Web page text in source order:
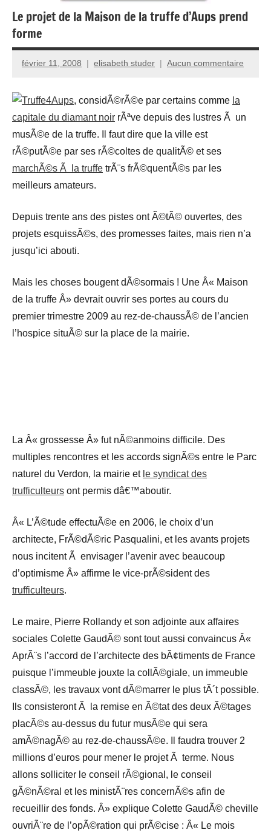
Le projet de la Maison de la truffe d’Aups prend
forme
février 11, 2008 elisabeth studer Aucun commentaire
Aups, considÃ©rÃ©e par certains comme la
capitale du diamant noir rÃªve depuis des lustres Ã un
musÃ©e de la truffe. Il faut dire que la ville est
rÃ©putÃ©e par ses rÃ©coltes de qualitÃ© et ses
marchÃ©s Ã la truffe trÃ¨s frÃ©quentÃ©s par les
meilleurs amateurs.
Depuis trente ans des pistes ont Ã©tÃ© ouvertes, des
projets esquissÃ©s, des promesses faites, mais rien n’a
jusqu’ici abouti.
Mais les choses bougent dÃ©sormais ! Une Â« Maison
de la truffe Â» devrait ouvrir ses portes au cours du
premier trimestre 2009 au rez-de-chaussÃ© de l’ancien
l’hospice situÃ© sur la place de la mairie.
La Â« grossesse Â» fut nÃ©anmoins difficile. Des
multiples rencontres et les accords signÃ©s entre le Parc
naturel du Verdon, la mairie et le syndicat des
trufficulteurs ont permis dâ€™aboutir.
Â« L’Ã©tude effectuÃ©e en 2006, le choix d’un
architecte, FrÃ©dÃ©ric Pasqualini, et les avants projets
nous incitent Ã envisager l’avenir avec beaucoup
d’optimisme Â» affirme le vice-prÃ©sident des
trufficulteurs.
Le maire, Pierre Rollandy et son adjointe aux affaires
sociales Colette GaudÃ© sont tout aussi convaincus Â«
AprÃ¨s l’accord de l’architecte des bÃ¢timents de France
puisque l’immeuble jouxte la collÃ©giale, un immeuble
classÃ©, les travaux vont dÃ©marrer le plus tÃ´t possible.
Ils consisteront Ã la remise en Ã©tat des deux Ã©tages
placÃ©s au-dessus du futur musÃ©e qui sera
amÃ©nagÃ© au rez-de-chaussÃ©e. Il faudra trouver 2
millions d’euros pour mener le projet Ã terme. Nous
allons solliciter le conseil rÃ©gional, le conseil
gÃ©nÃ©ral et les ministÃ¨res concernÃ©s afin de
recueillir des fonds. Â» explique Colette GaudÃ© cheville
ouvriÃ¨re de l’opÃ©ration qui prÃ©cise : Â« Le mois